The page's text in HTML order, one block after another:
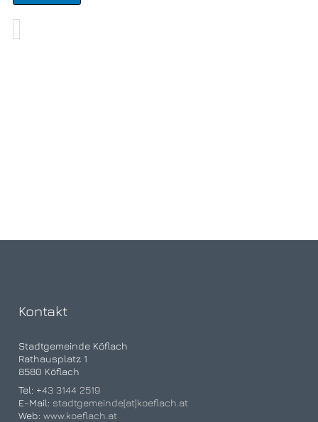
Kontakt
Stadtgemeinde Köflach
Rathausplatz 1
8580 Köflach
Tel: +43 3144 2519
E-Mail: stadtgemeinde[at]koeflach.at
Web:www.koeflach.at